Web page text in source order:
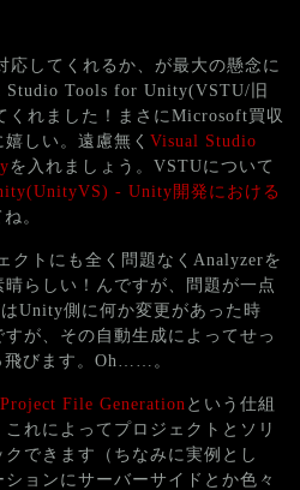
応してくれるか、が最大の懸念に
Studio Tools for Unity(VSTU/旧
れました！まさにMicrosoft買収
しい。遠慮無く Visual Studio
を入れましょう。VSTUについて
- Unity開発における
。
クトにも全く問題なくAnalyzerを
らしい！んですが、問題が一点
Unity側に何か変更があった時
が、その自動生成によってせっ
飛びます。Oh……。
Project File Generation という仕組
れによってプロジェクトとソリ
できます（ちなみに実例とし
ョンにサーバーサイドとか色々